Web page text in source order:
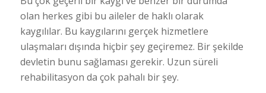
olan herkes gibi bu aileler de haklı olarak
kaygılılar. Bu kaygılarını gerçek hizmetlere
ulaşmaları dışında hiçbir şey geçiremez. Bir şekilde
devletin bunu sağlaması gerekir. Uzun süreli
rehabilitasyon da çok pahalı bir şey.